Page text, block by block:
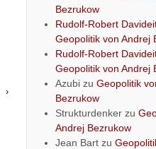
›
Bezrukow
Rudolf-Robert
Geopolitik von Andrej
Rudolf-Robert
Geopolitik von Andrej
Azubi zuGeopolitik
Bezrukow
Strukturdenker zu
Andrej Bezrukow
Jean Bart zu